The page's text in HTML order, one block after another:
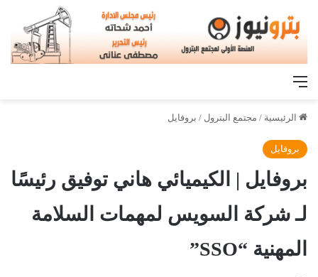
القائمة
الرئيسية / مجتمع البترول / بروفايل
بروفايل
بروفايل | الكيميائي هاني توفيق رئيسًا
لـ شركة السويس لمهمات السلامة
المهنية “SSO”